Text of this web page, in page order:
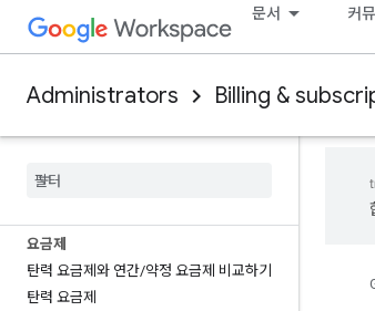
문서 커
Administrators Billing &
새 Google Workspace 계정의 제한사항
삭제하기
Google 서비스의 결제 옵션
사용 가능한 결제 옵션(국가별)
Google Workspace 서비스 액세스
확인 또는 승인 대기 중인 결제 정보
요금제
탄력 요금제와 연간/약정 요금제 비교하기
탄력 요금제